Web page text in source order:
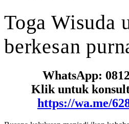
Toga Wisuda
berkesan
WhatsApp:
Klik untuk
https://wa.me/